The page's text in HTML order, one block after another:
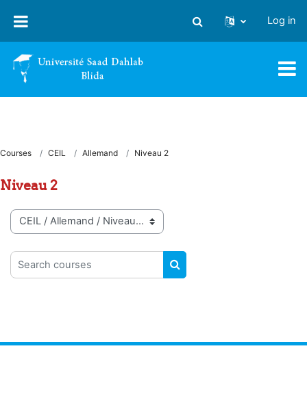
Toggle search input
Log in
Courses CEIL Allemand Niveau 2
Niveau 2
Course categories
Search courses
SEARCH COURSES